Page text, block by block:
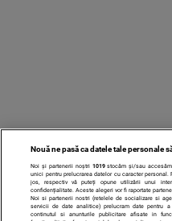
Nouă ne pasă ca datele tale personale
Noi și partenerii noștri 1019stocăm și/sau accesăm
unici pentru prelucrarea datelor cu caracter
jos, respectiv vă puteți opune utilizării unui
confidențialitate. Aceste alegeri vor fi raportate
Noi si partenerii nostri (retelele de socializare si
servicii de date analitice) prelucram date pentru
continutul si anunturile publicitare afisate in